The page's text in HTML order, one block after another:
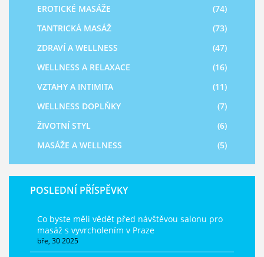
EROTICKÉ MASÁŽE
(74)
TANTRICKÁ MASÁŽ
(73)
ZDRAVÍ A WELLNESS
(47)
WELLNESS A RELAXACE
(16)
VZTAHY A INTIMITA
(11)
WELLNESS DOPLŇKY
(7)
ŽIVOTNÍ STYL
(6)
MASÁŽE A WELLNESS
(5)
POSLEDNÍ PŘÍSPĚVKY
Co byste měli vědět před návštěvou salonu pro
masáž s vyvrcholením v Praze
bře, 30 2025